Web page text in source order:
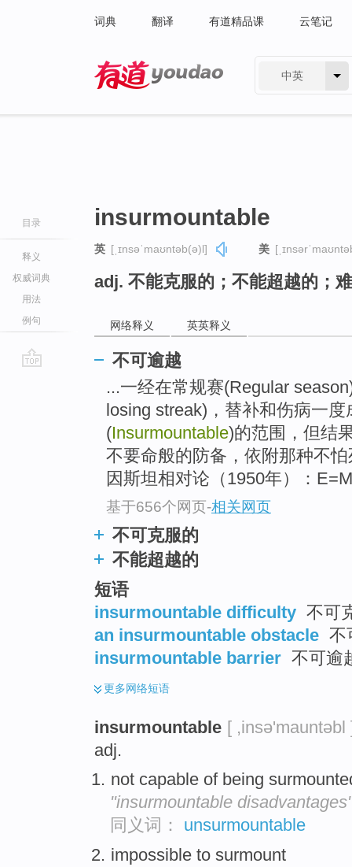
词典 翻译 有道精品课 云笔记
中英
目录
释义
权威词典
用法
例句
insurmountable
英 [ˌɪnsəˈmaʊntəb(ə)l] 美
adj. 不能克服的；不能超越的；
网络释义 英英释义
不可逾越
...一经在常规赛(Regular
losing streak)，替补和伤病一
(Insurmountable)的范围，但结
不要命般的防备，依附那种不
因斯坦相对论（1950年）：
基于656个网页-相关网页
不可克服的
不能超越的
短语
insurmountable difficulty 不可
an insurmountable obstacle 不
insurmountable barrier 不可逾
更多网络短语
insurmountable [ ,insə'mauntəbl
adj.
not capable of being
"insurmountable
同义词： unsurmountable
impossible to surmount